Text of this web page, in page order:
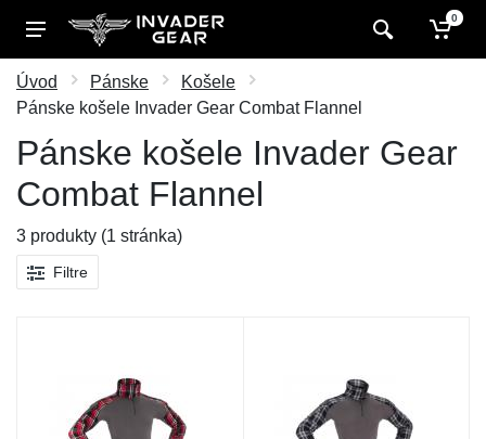
0
Úvod Pánske
Košele
Pánske košele Invader Gear Combat Flannel
Pánske košele Invader Gear
Combat Flannel
3 produkty (1 stránka)
Filtre